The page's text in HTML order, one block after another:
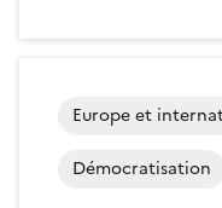
Europe et
Démocratisation